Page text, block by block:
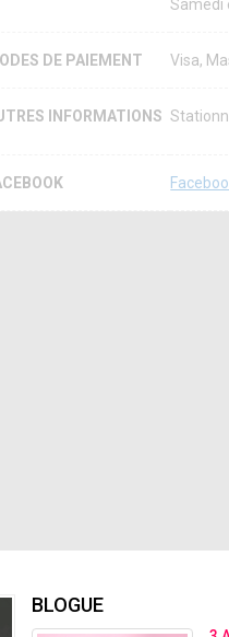
Samedi
DE PAIEMENT Visa,
INFORMATIONS
BLOGUE